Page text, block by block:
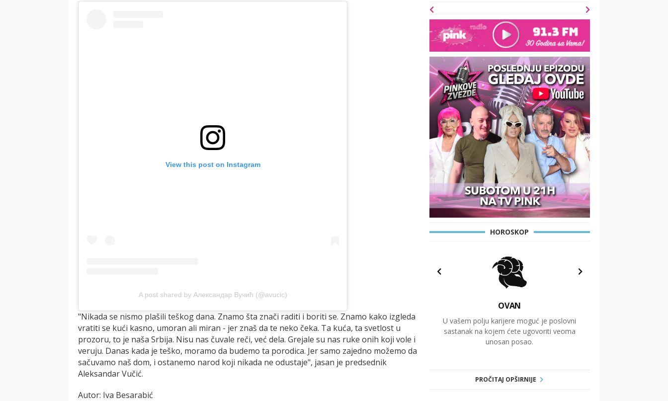
View this post on Instagram
A post shared by Александар Вучић (@avucic)
"Nikada se nismo plašili teškog dana. Znamo šta znači raditi i boriti se. Znamo kako izgleda
vratiti se kući kasno, umoran ali miran - jer znaš da te neko čeka. Ta kuća, ta svetlost u
prozoru, to je naša Srbija. Nisu nas čuvale reči, već dela. Grejale su nas ruke onih koji vole i
veruju. Danas kada je teško, moramo da budemo ta porodica. Jer samo zajedno možemo da
sačuvamo naš dom, i ostanemo narod koji nikada ne odustaje", jasan je predsednik
Aleksandar Vučić.
Autor: Iva Besarabić
HOROSKOP
OVAN
U vašem polju karijere moguć je poslovni
sastanak na kojem ćete ugovoriti veoma
unosan posao.
PROČITAJ OPŠIRNIJE